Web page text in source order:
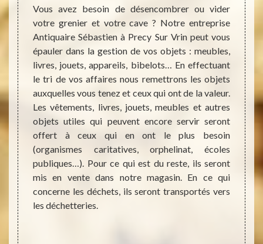
Vrin,
sans
de
pour
sans
Vous avez besoin de désencombrer ou vider
votre grenier et votre cave ? Notre entreprise
Antiquaire Sébastien à Precy Sur Vrin peut vous
épauler dans la gestion de vos objets : meubles,
livres, jouets, appareils, bibelots… En effectuant
le tri de vos affaires nous remettrons les objets
auxquelles vous tenez et ceux qui ont de la valeur.
Les vêtements, livres, jouets, meubles et autres
objets utiles qui peuvent encore servir seront
offert à ceux qui en ont le plus besoin
(organismes caritatives, orphelinat, écoles
publiques…). Pour ce qui est du reste, ils seront
mis en vente dans notre magasin. En ce qui
concerne les déchets, ils seront transportés vers
les déchetteries.
vous
est
de
faire
cave
leur